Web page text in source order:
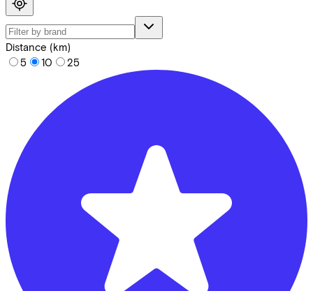
Distance (km)
5
10 25